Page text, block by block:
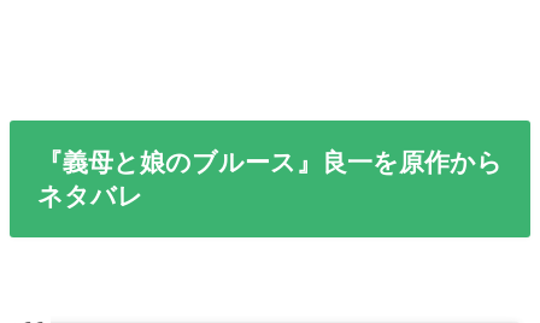
『義母と娘のブルース』良一を原作から
ネタバレ